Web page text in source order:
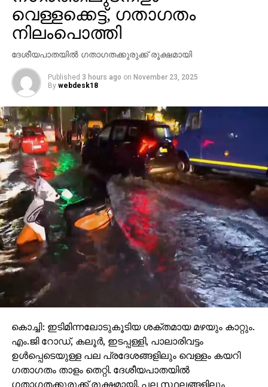
വെള്ളക്കെട്ട്, ഗതാഗതം
നിലംപൊത്തി
ദേശീയപാതയില്‍ ഗതാഗതക്കുരുക്ക് രൂക്ഷമായി
Published 3 hours ago on November 23, 2025
By webdesk18
കൊച്ചി: ഇടിമിന്നലോടുകൂടിയ ശക്തമായ മഴയും കാറ്റും.
എം.ജി റോഡ്, കലൂര്‍, ഇടപ്പള്ളി, പാലാരിവട്ടം
ഉള്‍പ്പെടെയുള്ള പല പ്രദേശങ്ങളിലും വെള്ളം കയറി
ഗതാഗതം താളം തെറ്റി. ദേശീയപാതയില്‍
ഗതാഗതക്കുരുക്ക് രൂക്ഷമായി. പല സ്ഥലങ്ങളിലും